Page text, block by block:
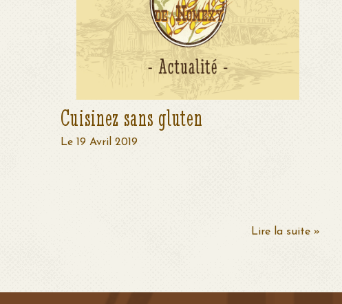
Cuisinez sans gluten
Le 19 Avril 2019
Lire la suite »